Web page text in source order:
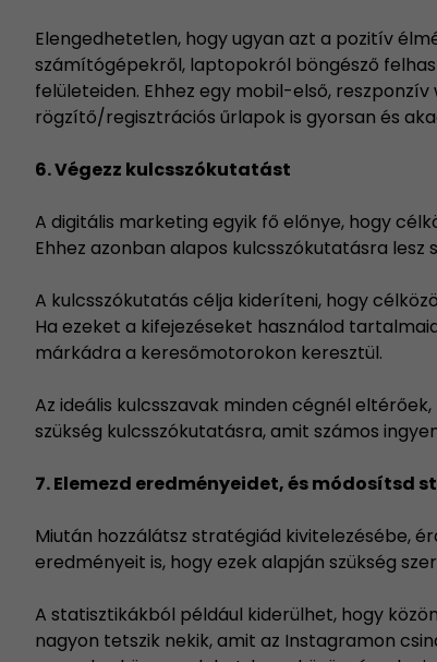
Elengedhetetlen, hogy ugyan azt a pozitív
számítógépekről, laptopokról böngésző
felületeiden. Ehhez egy mobil-első, reszponzív
rögzítő/regisztrációs űrlapok is gyorsan és
6. Végezz kulcsszókutatást
A digitális marketing egyik fő előnye, hogy
Ehhez azonban alapos kulcsszókutatásra lesz
A kulcsszókutatás célja kideríteni, hogy
Ha ezeket a kifejezéseket használod
márkádra a keresőmotorokon keresztül.
Az ideális kulcsszavak minden cégnél
szükség kulcsszókutatásra, amit számos
7. Elemezd eredményeidet, és módosítsd
Miután hozzálátsz stratégiád kivitelezésébe,
eredményeit is, hogy ezek alapján szükség
A statisztikákból például kiderülhet, hogy
nagyon tetszik nekik, amit az Instagramon